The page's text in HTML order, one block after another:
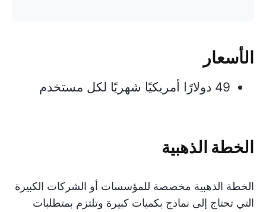
الأسعار
49 دولارًا أمريكيًا شهريًا لكل مستخدم
الخطة الذهبية
الخطة الذهبية مخصصة للمؤسسات أو الشركات الكبيرة
التي تحتاج إلى نماذج بكميات كبيرة وتلتزم بمتطلبات